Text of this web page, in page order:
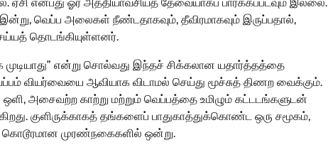
என்பது ஓர் அத்தியாவசியத் தேவையாகப் பார்க்கப்படவும் இல்லை.
வெப்ப அலைகள் நீண்டதாகவும், தீவிரமாகவும் இருப்பதால்,
தொடங்கியுள்ளனர்.
என்று சொல்வது இந்தச் சிக்கலான யதார்த்தத்தை
வியர்வையை ஆவியாக விடாமல் செய்து மூச்சுத் திணற வைக்கும்.
அசைவற்ற காற்று மற்றும் வெப்பத்தை உமிழும் கட்டடங்களுடன்
குளிருக்காகத் தங்களைப் பாதுகாத்துக்கொண்ட ஒரு சமூகம்,
கொடூரமான முரண்நகைகளில் ஒன்று.